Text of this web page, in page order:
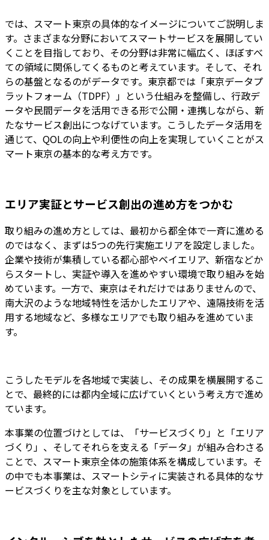
では、スマート東京の具体的なイメージについてご説明しま
す。さまざまな分野においてスマートサービスを展開してい
くことを目指しており、その分野は非常に幅広く、ほぼすべ
ての領域に関係してくるものと考えています。そして、それ
らの基盤となるのがデータです。東京都では「東京データプ
ラットフォーム（TDPF）」という仕組みを整備し、行政デ
ータや民間データを活用できる形で公開・連携しながら、新
たなサービス創出につなげています。こうしたデータ活用を
通じて、QOLの向上や利便性の向上を実現していくことがス
マート東京の基本的な考え方です。
エリア実証とサービス創出の進め方をつかむ
取り組みの進め方としては、最初から都全体で一斉に進める
のではなく、まずは5つの先行実施エリアを設定しました。
企業や技術が集積している都心部やベイエリア、新宿などか
らスタートし、実証や導入を進めやすい環境で取り組みを始
めています。一方で、東京はそれだけではありませんので、
南大沢のような地域特性を活かしたエリアや、遠隔技術を活
用する地域など、多様なエリアでも取り組みを進めていま
す。
こうしたモデルを各地域で実装し、その成果を横展開するこ
とで、最終的には都内全域に広げていくという考え方で進め
ています。
本事業の位置づけとしては、「サービスづくり」と「エリア
づくり」、そしてそれらを支える「データ」が組み合わさる
ことで、スマート東京全体の施策体系を構成しています。そ
の中でも本事業は、スマートシティに実装される具体的なサ
ービスづくりを主な対象としています。